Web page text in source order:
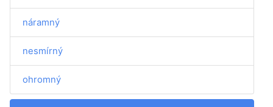
náramný
nesmírný
ohromný